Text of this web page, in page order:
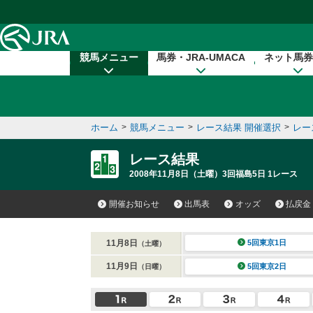
競馬メニュー 馬券・JRA-UMACA ネット馬
ホーム > 競馬メニュー > レース結果 開催選択 > レ
レース結果
2008年11月8日（土曜）3回福島5日 1レース
開催お知らせ 出馬表 オッズ 払戻金
11月8日 （土曜） 5回東京1日
11月9日 （日曜） 5回東京2日